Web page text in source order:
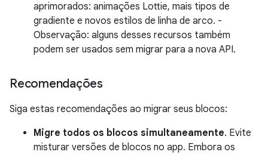
aprimorados: animações Lottie, mais tipos de
gradiente e novos estilos de linha de arco. -
Observação: alguns desses recursos também
podem ser usados sem migrar para a nova API.
Recomendações
Siga estas recomendações ao migrar seus blocos:
Migre todos os blocos simultaneamente. Evite
misturar versões de blocos no app. Embora os